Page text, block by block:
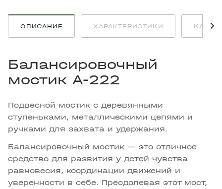
ОПИСАНИЕ ХАРАКТЕРИСТИКИ КАК
Балансировочный
мостик A-222
Подвесной мостик с деревянными
ступеньками, металлическими цепями и
ручками для захвата и удержания.
Балансировочный мостик — это отличное
средство для развития у детей чувства
равновесия, координации движений и
уверенности в себе. Преодолевая этот мост,